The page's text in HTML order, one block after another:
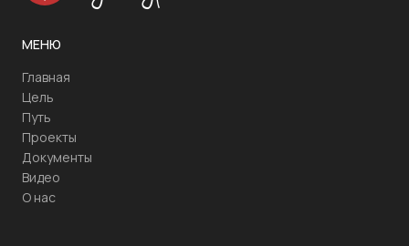
МЕНЮ
Главная
Цель
Путь
Проекты
Документы
Видео
О нас